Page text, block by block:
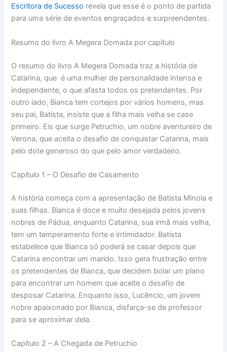
Escritora de Sucesso revela que esse é o ponto de partida
para uma série de eventos engraçados e surpreendentes.
Resumo do livro A Megera Domada por capítulo
O resumo do livro A Megera Domada traz a história de
Catarina, que é uma mulher de personalidade intensa e
independente, o que afasta todos os pretendentes. Por
outro lado, Bianca tem cortejos por vários homens, mas
seu pai, Batista, insiste que a filha mais velha se case
primeiro. Eis que surge Petruchio, um nobre aventureiro de
Verona, que aceita o desafio de conquistar Catarina, mais
pelo dote generoso do que pelo amor verdadeiro.
Capítulo 1 – O Desafio de Casamento
A história começa com a apresentação de Batista Minola e
suas filhas. Bianca é doce e muito desejada pelos jovens
nobres de Pádua, enquanto Catarina, sua irmã mais velha,
tem um temperamento forte e intimidador. Batista
estabelece que Bianca só poderá se casar depois que
Catarina encontrar um marido. Isso gera frustração entre
os pretendentes de Bianca, que decidem bolar um plano
para encontrar um homem que aceite o desafio de
desposar Catarina. Enquanto isso, Lucêncio, um jovem
nobre apaixonado por Bianca, disfarça-se de professor
para se aproximar dela.
Capítulo 2 – A Chegada de Petruchio